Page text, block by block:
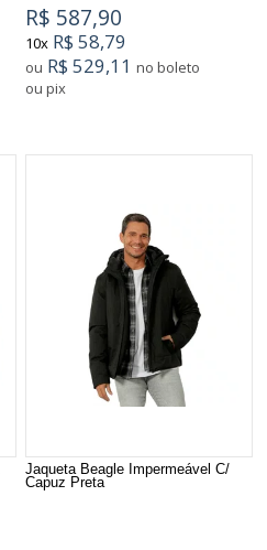
R$ 587,90
10x R$ 58,79
ou R$ 529,11 no boleto
ou pix
Jaqueta Beagle Impermeável C/
Capuz Preta